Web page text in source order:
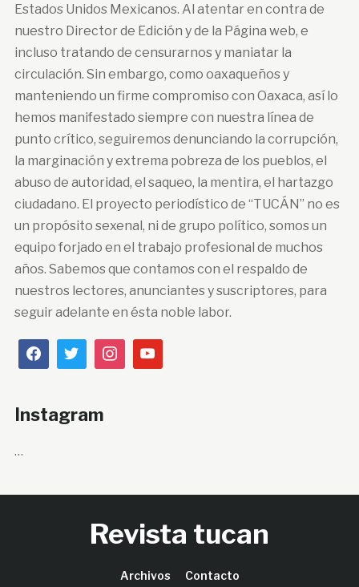
Estados Unidos Mexicanos. Al atentar en contra de
nuestro Director de Edición y de la Página web, e
incluso tratando de censurarnos y maniatar la
circulación. Sin embargo, como oaxaqueños y
manteniendo un firme compromiso con Oaxaca, así lo
hemos manifestado siempre con nuestra línea de
punto crítico, seguiremos denunciando la corrupción,
la marginación y extrema pobreza de los pueblos, el
abuso de autoridad, el saqueo, la mentira, el hartazgo
ciudadano. El proyecto periodístico de “TUCÁN” no es
un propósito sexenal, ni de grupo político, somos un
equipo forjado en el trabajo profesional de muchos
años. Sabemos que contamos con el respaldo de
nuestros lectores, anunciantes y suscriptores, para
seguir adelante en ésta noble labor.
Instagram
…
Revista tucan
Archivos Contacto